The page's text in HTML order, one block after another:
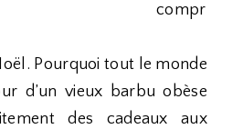
compr
Pourquoi tout le monde
d’un vieux barbu obèse
des cadeaux aux